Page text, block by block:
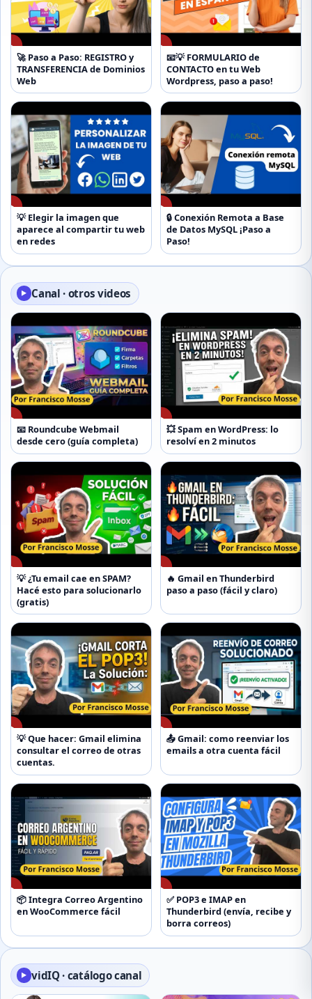
▶
🚀 Paso a Paso: REGISTRO y
TRANSFERENCIA de Dominios
Web
▶
📧💡 FORMULARIO de
CONTACTO en tu Web
Wordpress, paso a paso!
▶
💡 Elegir la imagen que
aparece al compartir tu web
en redes
▶
🔒 Conexión Remota a Base
de Datos MySQL ¡Paso a
Paso!
▶ Canal · otros videos
▶
📧 Roundcube Webmail
desde cero (guía completa)
▶
💥 Spam en WordPress: lo
resolví en 2 minutos
▶
💡 ¿Tu email cae en SPAM?
Hacé esto para solucionarlo
(gratis)
▶
🔥 Gmail en Thunderbird
paso a paso (fácil y claro)
▶
💡 Que hacer: Gmail elimina
consultar el correo de otras
cuentas.
▶
📤 Gmail: como reenviar los
emails a otra cuenta fácil
▶
📦 Integra Correo Argentino
en WooCommerce fácil
▶
✅ POP3 e IMAP en
Thunderbird (envía, recibe y
borra correos)
▶ vidIQ · catálogo canal